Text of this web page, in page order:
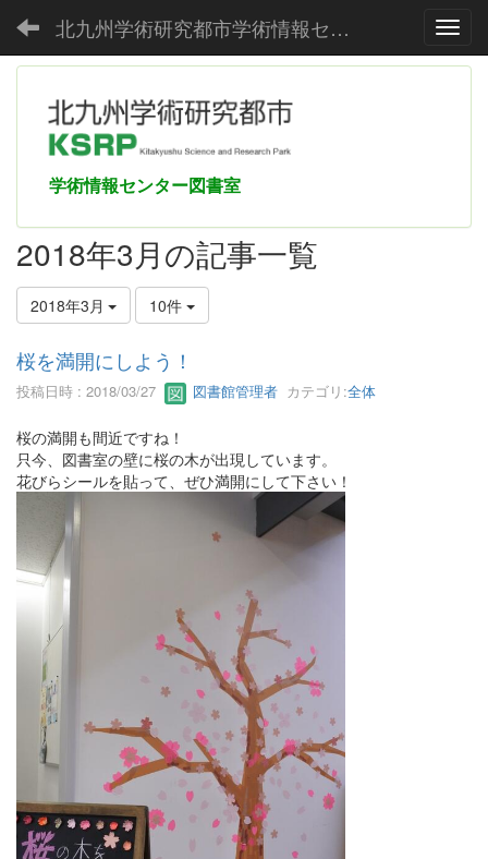
北九州学術研究都市学術情報センター
学術情報センター図書室
2018年3月の記事一覧
2018年3月 10件
桜を満開にしよう！
投稿日時 : 2018/03/27 図書館管理者 カテゴリ:全体
桜の満開も間近ですね！
只今、図書室の壁に桜の木が出現しています。
花びらシールを貼って、ぜひ満開にして下さい！